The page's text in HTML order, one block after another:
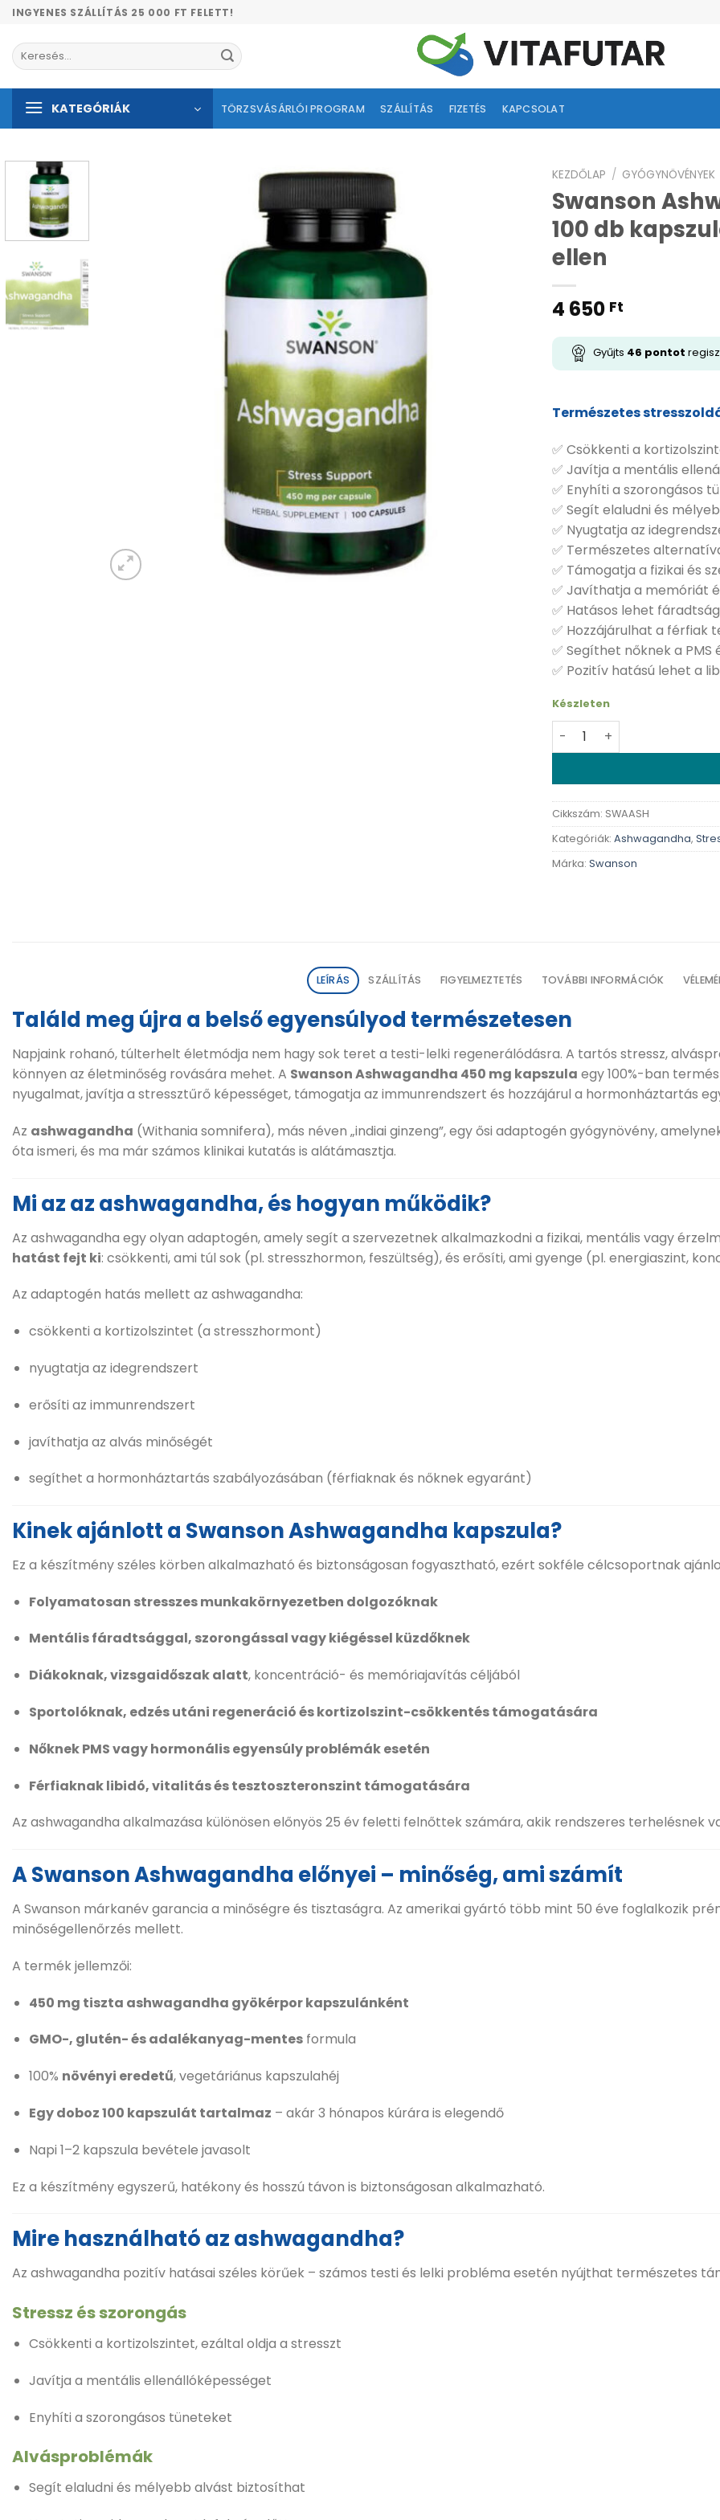
Skip
content
INGYENES SZÁLLÍTÁS 25 000 FT FELETT!
Keresés
a
KATEGÓRIÁK TÖRZSVÁSÁRLÓI PROGRAM SZÁLLÍTÁS FIZETÉS KAPCSOLAT
KEZDŐLAP / GYÓGYNÖVÉNYEK
Swanson
100 db
ellen
4 650 Ft
Gyűjts 46 pontot
Természetes
✅ Csökkenti a
✅ Javítja a mentális
✅ Enyhíti a szorongásos
✅ Segít elaludni és
✅ Nyugtatja az
✅ Természetes
✅ Támogatja a fizikai és
✅ Javíthatja a memóriát
✅ Hatásos lehet
✅ Hozzájárulhat a
✅ Segíthet nőknek a
✅ Pozitív hatású lehet a
Készleten
Swanson Ashwagandha
Cikkszám: SWAASH
Kategóriák: Ashwagandha,
Márka: Swanson
LEÍRÁS SZÁLLÍTÁS FIGYELMEZTETÉS TOVÁBBI INFORMÁCIÓK
Találd meg újra a belső egyensúlyod természetesen
Napjaink rohanó, túlterhelt életmódja nem hagy sok teret a testi-lelki regenerálódásra. A tartós stressz,
könnyen az életminőség rovására mehet. A Swanson Ashwagandha 450 mg kapszula egy 100%-ban
nyugalmat, javítja a stressztűrő képességet, támogatja az immunrendszert és hozzájárul a hormonháztartás
Az ashwagandha (Withania somnifera), más néven „indiai ginzeng”, egy ősi adaptogén gyógynövény,
óta ismeri, és ma már számos klinikai kutatás is alátámasztja.
Mi az az ashwagandha, és hogyan működik?
Az ashwagandha egy olyan adaptogén, amely segít a szervezetnek alkalmazkodni a fizikai, mentális vagy
hatást fejt ki: csökkenti, ami túl sok (pl. stresszhormon, feszültség), és erősíti, ami gyenge (pl. energiaszint,
Az adaptogén hatás mellett az ashwagandha:
csökkenti a kortizolszintet (a stresszhormont)
nyugtatja az idegrendszert
erősíti az immunrendszert
javíthatja az alvás minőségét
segíthet a hormonháztartás szabályozásában (férfiaknak és nőknek egyaránt)
Kinek ajánlott a Swanson Ashwagandha kapszula?
Ez a készítmény széles körben alkalmazható és biztonságosan fogyasztható, ezért sokféle célcsoportnak
Folyamatosan stresszes munkakörnyezetben dolgozóknak
Mentális fáradtsággal, szorongással vagy kiégéssel küzdőknek
Diákoknak, vizsgaidőszak alatt, koncentráció- és memóriajavítás céljából
Sportolóknak, edzés utáni regeneráció és kortizolszint-csökkentés támogatására
Nőknek PMS vagy hormonális egyensúly problémák esetén
Férfiaknak libidó, vitalitás és tesztoszteronszint támogatására
Az ashwagandha alkalmazása különösen előnyös 25 év feletti felnőttek számára, akik rendszeres terhelésnek
A Swanson Ashwagandha előnyei – minőség, ami számít
A Swanson márkanév garancia a minőségre és tisztaságra. Az amerikai gyártó több mint 50 éve foglalkozik
minőségellenőrzés mellett.
A termék jellemzői:
450 mg tiszta ashwagandha gyökérpor kapszulánként
GMO-, glutén- és adalékanyag-mentesformula
100% növényi eredetű, vegetáriánus kapszulahéj
Egy doboz 100 kapszulát tartalmaz – akár 3 hónapos kúrára is elegendő
Napi 1–2 kapszula bevétele javasolt
Ez a készítmény egyszerű, hatékony és hosszú távon is biztonságosan alkalmazható.
Mire használható az ashwagandha?
Az ashwagandha pozitív hatásai széles körűek – számos testi és lelki probléma esetén nyújthat természetes
Stressz és szorongás
Csökkenti a kortizolszintet, ezáltal oldja a stresszt
Javítja a mentális ellenállóképességet
Enyhíti a szorongásos tüneteket
Alvásproblémák
Segít elaludni és mélyebb alvást biztosíthat